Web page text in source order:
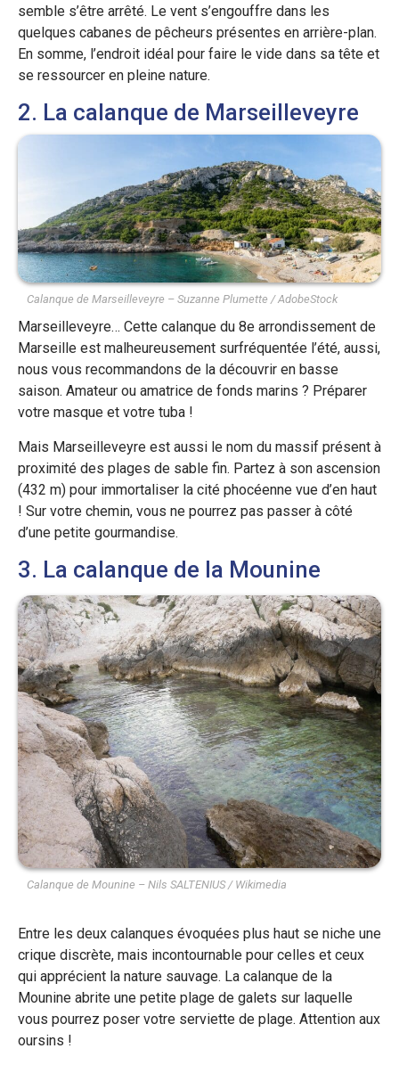
semble s’être arrêté. Le vent s’engouffre dans les
quelques cabanes de pêcheurs présentes en arrière-plan.
En somme, l’endroit idéal pour faire le vide dans sa tête et
se ressourcer en pleine nature.
2. La calanque de Marseilleveyre
Calanque de Marseilleveyre – Suzanne Plumette / AdobeStock
Marseilleveyre… Cette calanque du 8e arrondissement de
Marseille est malheureusement surfréquentée l’été, aussi,
nous vous recommandons de la découvrir en basse
saison. Amateur ou amatrice de fonds marins ? Préparer
votre masque et votre tuba !
Mais Marseilleveyre est aussi le nom du massif présent à
proximité des plages de sable fin. Partez à son ascension
(432 m) pour immortaliser la cité phocéenne vue d’en haut
! Sur votre chemin, vous ne pourrez pas passer à côté
d’une petite gourmandise.
3. La calanque de la Mounine
Calanque de Mounine – Nils SALTENIUS / Wikimedia
Entre les deux calanques évoquées plus haut se niche une
crique discrète, mais incontournable pour celles et ceux
qui apprécient la nature sauvage. La calanque de la
Mounine abrite une petite plage de galets sur laquelle
vous pourrez poser votre serviette de plage. Attention aux
oursins !